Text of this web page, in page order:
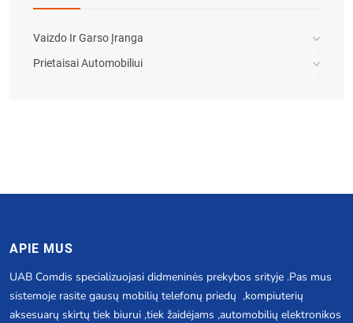
Vaizdo Ir Garso Įranga
Prietaisai Automobiliui
APIE MUS
UAB Comdis specializuojasi didmeninės prekybos srityje .Pas mus
sistemoje rasite gausų mobilių telefonų priedų ,kompiuterių
aksesuarų skirtų tiek biurui ,tiek žaidėjams ,automobilių elektronikos